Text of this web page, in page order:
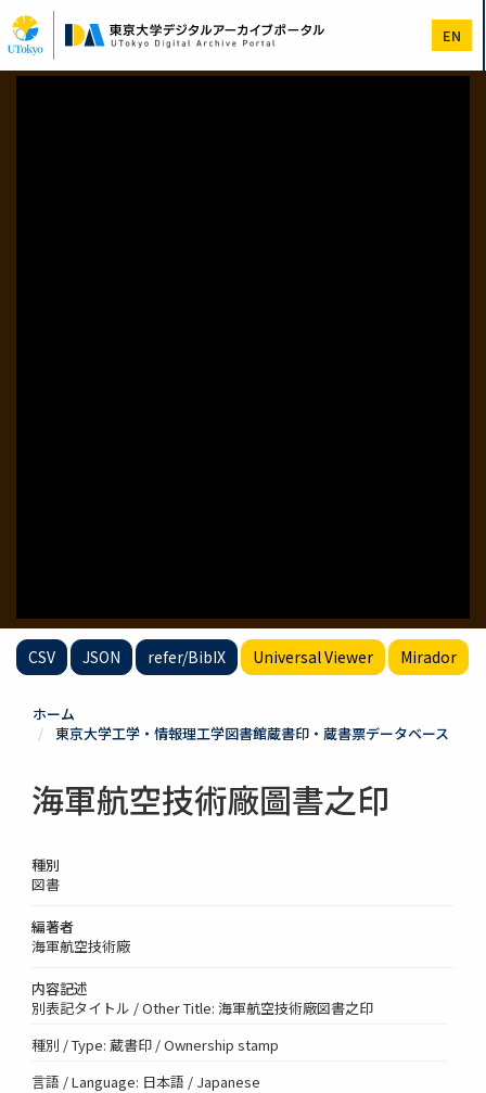
イ
ン
コ
EN
CSV JSON refer/BibIX Universal Viewer Mirador
ホーム
東京大学工学・情報理工学図書館蔵書印・蔵書票データベース
海軍航空技術廠圖書之印
種別
図書
編著者
海軍航空技術廠
内容記述
別表記タイトル / Other Title: 海軍航空技術廠図書之印
種別 / Type: 蔵書印 / Ownership stamp
言語 / Language: 日本語 / Japanese